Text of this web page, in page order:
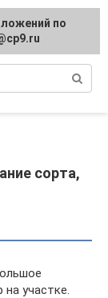
сорта,
участке.
по